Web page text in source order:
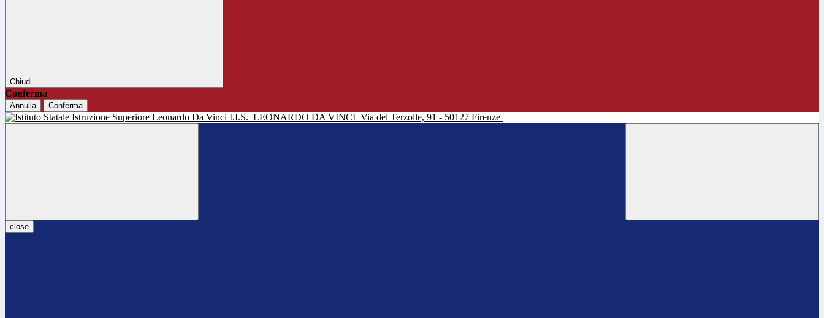
Chiudi
Conferma
Annulla Conferma
I.I.S. LEONARDO DA VINCI Via del Terzolle, 91 - 50127 Firenze
close